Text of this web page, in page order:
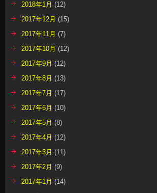
2018年1月 (12)
2017年12月 (15)
2017年11月 (7)
2017年10月 (12)
2017年9月 (12)
2017年8月 (13)
2017年7月 (17)
2017年6月 (10)
2017年5月 (8)
2017年4月 (12)
2017年3月 (11)
2017年2月 (9)
2017年1月 (14)